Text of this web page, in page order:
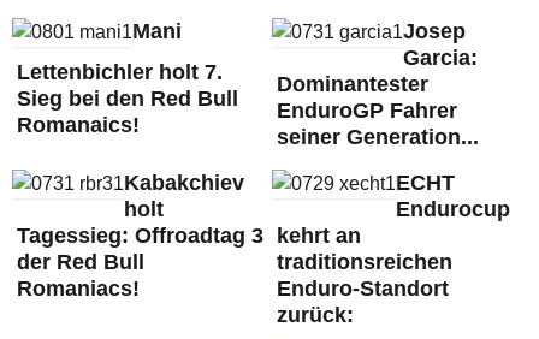
Mani
Lettenbichler holt 7.
Sieg bei den Red Bull
Romanaics!
Josep
Garcia:
Dominantester
EnduroGP Fahrer
seiner Generation...
Kabakchiev
holt
Tagessieg: Offroadtag 3
der Red Bull
Romaniacs!
ECHT
Endurocup
kehrt an
traditionsreichen
Enduro-Standort
zurück: